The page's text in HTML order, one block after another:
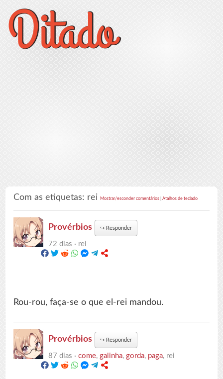
Com as etiquetas: reiMostrar/esconder comentários |Atalhos de teclado
Provérbios ↪ Responder
72 dias · rei
Rou-rou, faça-se o que el-rei mandou.
Provérbios ↪ Responder
87 dias ·come,galinha,gorda, paga, rei